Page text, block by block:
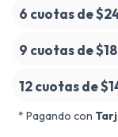
6 cuotas de
9 cuotas de
12 cuotas de
* Pagando con